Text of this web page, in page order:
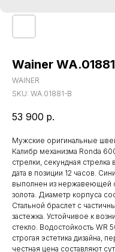
Wainer
WAINER
SKU: WA.01881-B
53 900 р.
Мужские оригинальные
Калибр механизма Ronda
стрелки, секундная
дата в позиции 12 часов.
выполнен из нержавеющей
золота. Диаметр корпуса
Стальной браслет с
застежка. Устойчивое к
стекло. Водостойкость
строгая эстетика дизайна,
честная цена составляют